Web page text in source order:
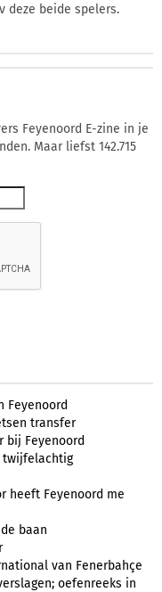
deze beide spelers.
Feyenoord E-zine in je
Maar liefst 142.715
Feyenoord
transfer
bij Feyenoord
twijfelachtig
heeft Feyenoord me
baan
van Fenerbahçe
oefenreeks in